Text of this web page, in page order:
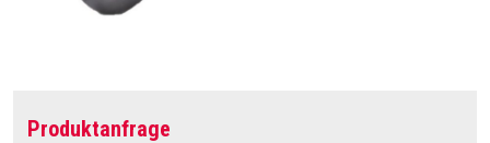
Produktanfrage